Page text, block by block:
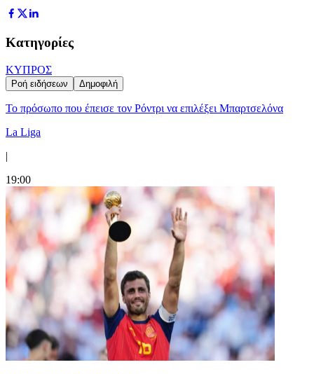
Κατηγορίες
ΚΥΠΡΟΣ
Ροή ειδήσεων Δημοφιλή
Το πρόσωπο που έπεισε τον Ρόντρι να επιλέξει Μπαρτσελόνα
La Liga
|
19:00